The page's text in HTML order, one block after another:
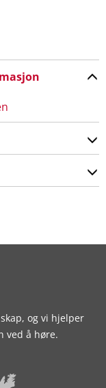
og vi hjelper
ved å høre.